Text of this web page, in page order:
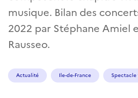
musique. Bilan des
2022 par Stéphane Amiel
Rausseo.
Actualité Ile-de-France Spectacle